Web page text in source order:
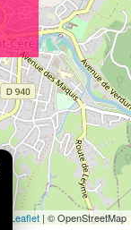
Leaflet | © OpenStreetMap